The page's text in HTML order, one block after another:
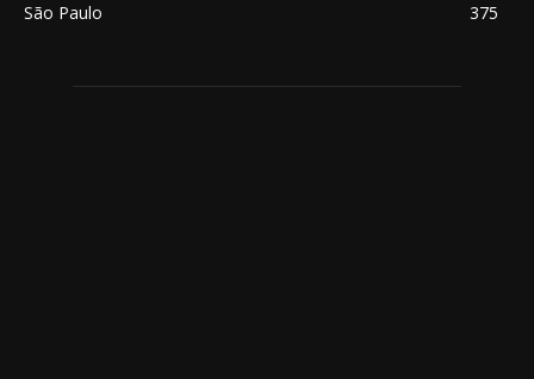
São Paulo
375